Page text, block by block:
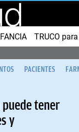
TRUCO
PACIENTES
tener
y